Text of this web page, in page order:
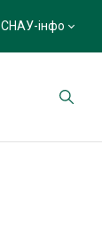
СНАУ-інфо